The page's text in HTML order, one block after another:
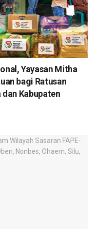
Yayasan Mitha
bagi Ratusan
Kabupaten